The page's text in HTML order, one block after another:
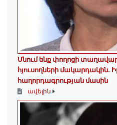
Մնում ենք փողոցի
հյուսողների
հաղորդագրության մասին
ավելին